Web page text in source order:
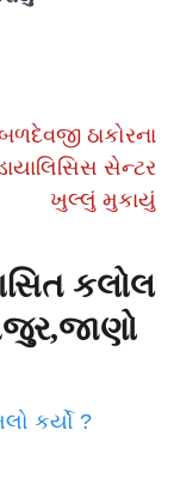
ઠાકોરના
સેન્ટર
ખુલ્લું મુકાયું
કલોલ
કર્યો ?